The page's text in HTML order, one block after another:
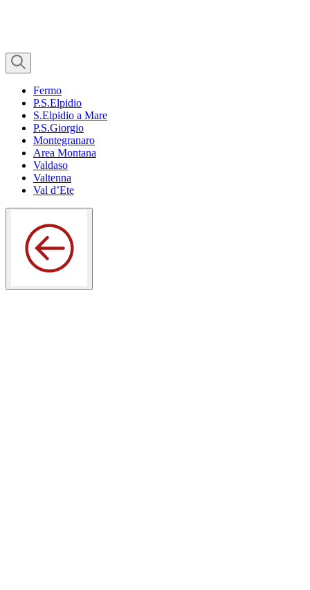
Fermo
P.S.Elpidio
S.Elpidio a Mare
P.S.Giorgio
Montegranaro
Area Montana
Valdaso
Valtenna
Val d’Ete